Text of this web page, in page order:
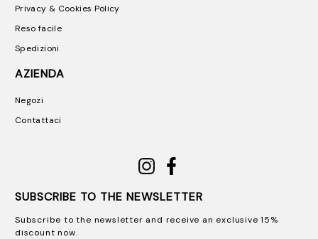
Privacy & Cookies Policy
Reso facile
Spedizioni
AZIENDA
Negozi
Contattaci
SUBSCRIBE TO THE NEWSLETTER
Subscribe to the newsletter and receive an exclusive 15%
discount now.